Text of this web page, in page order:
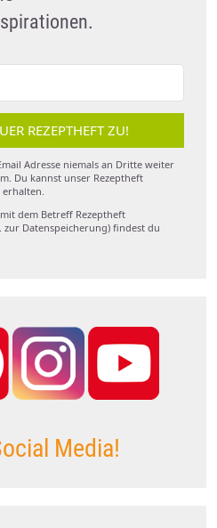
REZEPTHEFT ZU!
Adresse niemals an Dritte weiter
Du kannst unser Rezeptheft
dem Betreff Rezeptheft
Datenspeicherung) findest du
Media!